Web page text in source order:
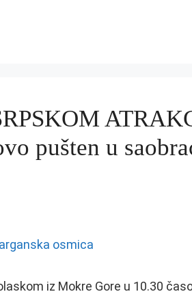
pušten u
iz Mokre Gore u 10.30